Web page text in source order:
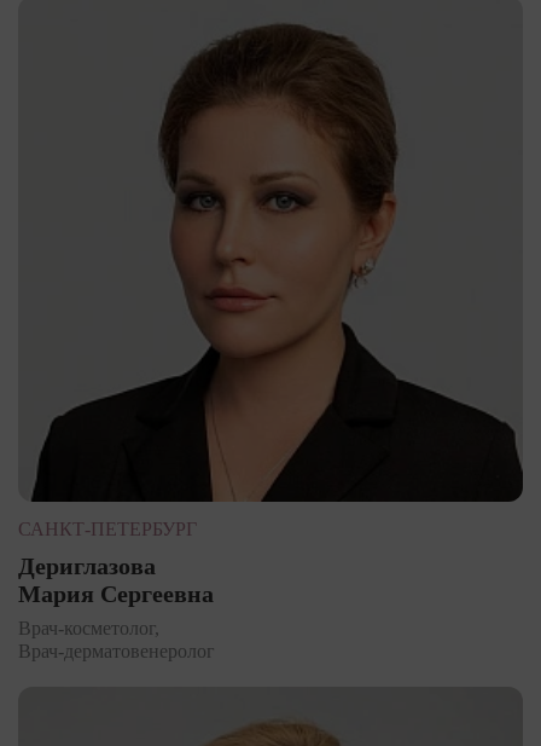
САНКТ-ПЕТЕРБУРГ
Дериглазова
Мария Сергеевна
Врач-косметолог,
Врач-дерматовенеролог